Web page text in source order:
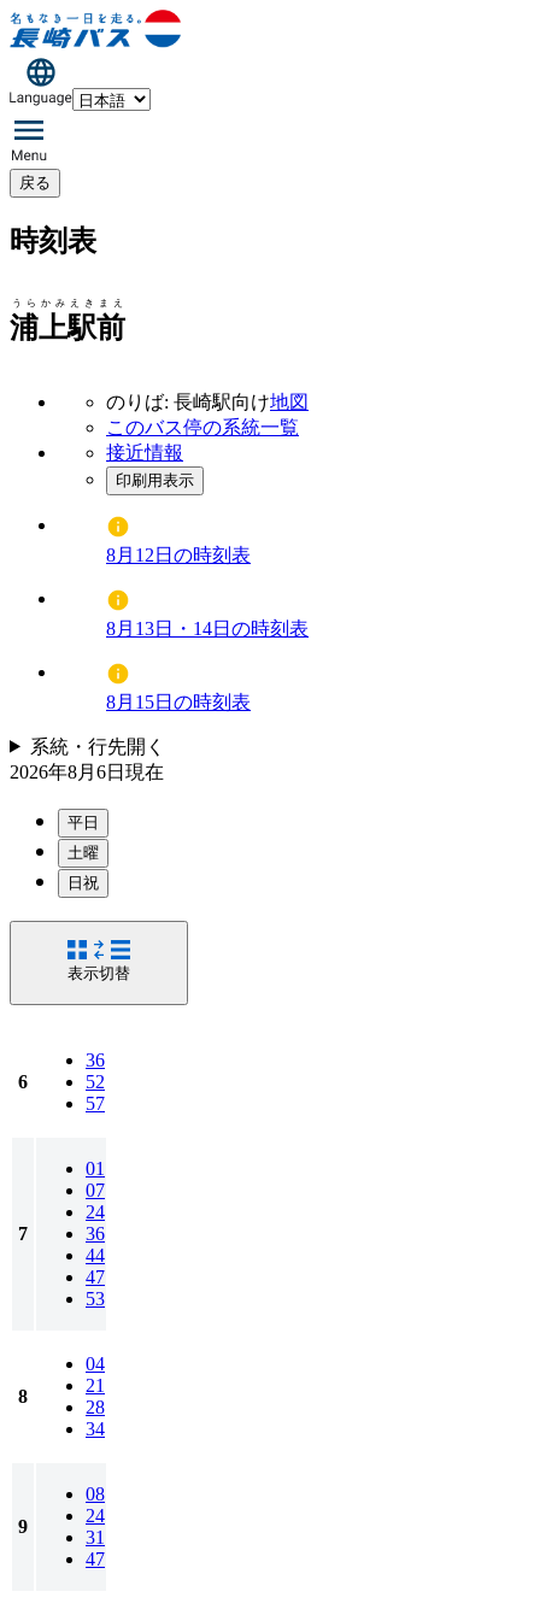
戻る
時刻表
浦上駅前
うらかみえきまえ
のりば: 長崎駅向け地図
このバス停の系統一覧
接近情報
印刷用表示
8月12日の時刻表
8月13日・14日の時刻表
8月15日の時刻表
系統・行先開く
2026年8月6日 現在
平日
土曜
日祝
表示切替
6
36
52
57
7
01
07
24
36
44
47
53
8
04
21
28
34
9
08
24
31
47